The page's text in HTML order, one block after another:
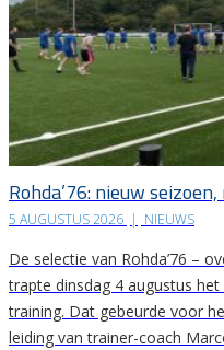
Rohda’76: nieuw
5 AUGUSTUS 2026 | NIEUWS
De selectie van Rohda’76 –
trapte dinsdag 4 augustus
training. Dat gebeurde voor
leiding van trainer-coach